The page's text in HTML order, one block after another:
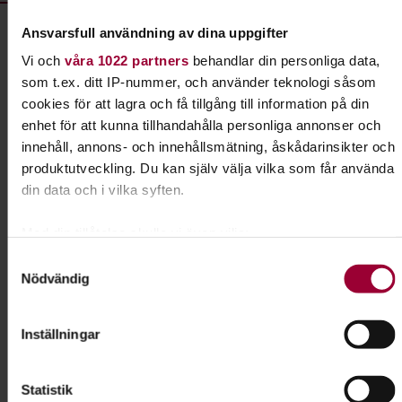
Ansvarsfull användning av dina uppgifter
Vi och våra 1022 partnersbehandlar din personliga data,
som t.ex. ditt IP-nummer, och använder teknologi såsom
cookies för att lagra och få tillgång till information på din
enhet för att kunna tillhandahålla personliga annonser och
innehåll, annons- och innehållsmätning, åskådarinsikter och
produktutveckling. Du kan själv välja vilka som får använda
din data och i vilka syften.
kan ha en noggrannhet på upp till flera meter
Ta reda på mer om hur dina personliga uppgifter behandlas
ändra eller dra tillbaka ditt samtycke när som helst från
Nödvändig
Inställningar
Statistik
Men många svenska vatten är idag kraftigt påverkade av
mänskliga aktiviteter som övergödning, vattenkraft,
utsläpp av miljögifter etc. Mia Svedäng, PhD,
sötvattenexpert vid Sveriges Naturskyddsförening talar om
hur våra vatten egentligen mår? Och vad behöver göras för
att fisk och andra djur ska trivas, alla ska kunna bada och
vattnet vara fritt från övergödande ämnen och miljögifter?
Anmälansenast 31 jan till Regionmuseets kalender:
Kontakt: Anita Gunnarsson 0767-63 84 48
I samarbete med